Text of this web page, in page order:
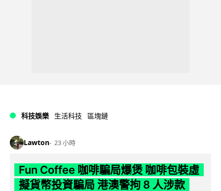
科技娛樂 生活科技 區塊鏈
Lawton 23 小時
Fun Coffee 咖啡騙局爆煲 咖啡包裝虛
擬貨幣投資騙局 港澳警拘 8 人涉款